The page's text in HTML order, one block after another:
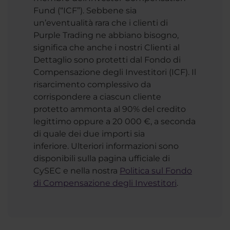
Fund (“ICF”). Sebbene sia
un’eventualità rara che i clienti di
Purple Trading ne abbiano bisogno,
significa che anche i nostri Clienti al
Dettaglio sono protetti dal Fondo di
Compensazione degli Investitori (ICF). Il
risarcimento complessivo da
corrispondere a ciascun cliente
protetto ammonta al 90% del credito
legittimo oppure a 20 000 €, a seconda
di quale dei due importi sia
inferiore. Ulteriori informazioni sono
disponibili sulla pagina ufficiale di
CySEC e nella nostra Politica sul Fondo
di Compensazione degli Investitori.